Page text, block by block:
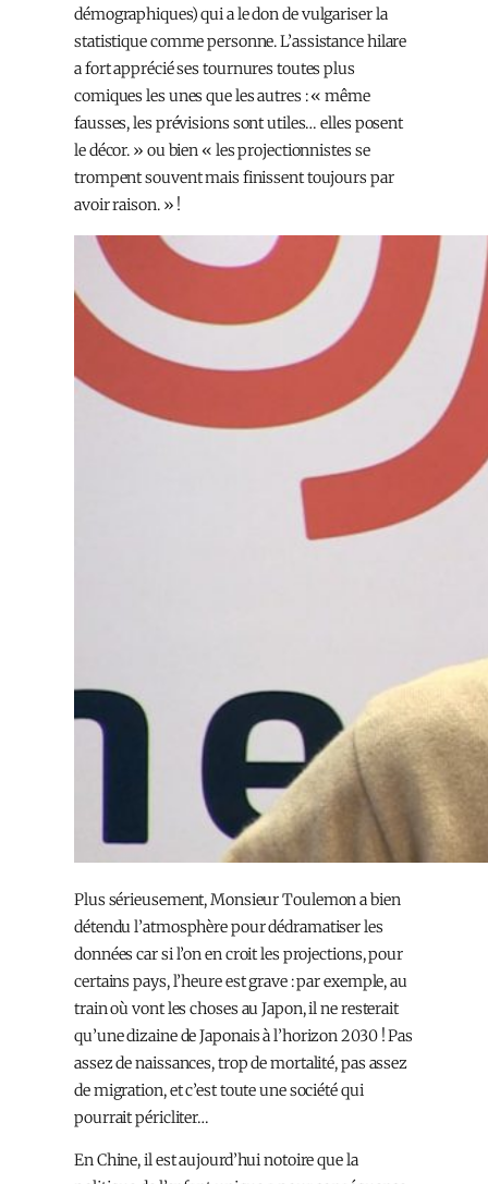
démographiques) qui a le don de vulgariser la
statistique comme personne. L’assistance hilare
a fort apprécié ses tournures toutes plus
comiques les unes que les autres : « même
fausses, les prévisions sont utiles… elles posent
le décor. » ou bien « les projectionnistes se
trompent souvent mais finissent toujours par
avoir raison. » !
Plus sérieusement, Monsieur Toulemon a bien
détendu l’atmosphère pour dédramatiser les
données car si l’on en croit les projections, pour
certains pays, l’heure est grave : par exemple, au
train où vont les choses au Japon, il ne resterait
qu’une dizaine de Japonais à l’horizon 2030 ! Pas
assez de naissances, trop de mortalité, pas assez
de migration, et c’est toute une société qui
pourrait péricliter…
En Chine, il est aujourd’hui notoire que la